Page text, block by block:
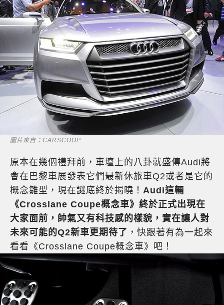
圖片來自：CARSCOOP
原本在幾個禮拜前，車壇上的八卦就盛傳Audi將
會在巴黎車展發表它們最新休旅車Q2或者是它的
概念雛型，現在謎底終於揭曉！ Audi這輛
《Crosslane Coupe概念車》終於正式出現在
大家面前，帥氣又有科技感的樣貌，實在讓人對
未來可能的Q2新車更期待了 ，快跟著有為一起來
看看《Crosslane Coupe概念車》吧！